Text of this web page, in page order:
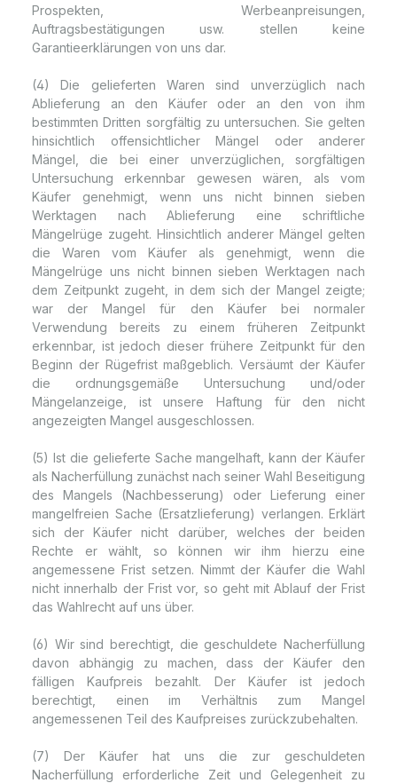
Prospekten, Werbeanpreisungen,
Auftragsbestätigungen usw. stellen keine
Garantieerklärungen von uns dar.
(4) Die gelieferten Waren sind unverzüglich nach
Ablieferung an den Käufer oder an den von ihm
bestimmten Dritten sorgfältig zu untersuchen. Sie gelten
hinsichtlich offensichtlicher Mängel oder anderer
Mängel, die bei einer unverzüglichen, sorgfältigen
Untersuchung erkennbar gewesen wären, als vom
Käufer genehmigt, wenn uns nicht binnen sieben
Werktagen nach Ablieferung eine schriftliche
Mängelrüge zugeht. Hinsichtlich anderer Mängel gelten
die Waren vom Käufer als genehmigt, wenn die
Mängelrüge uns nicht binnen sieben Werktagen nach
dem Zeitpunkt zugeht, in dem sich der Mangel zeigte;
war der Mangel für den Käufer bei normaler
Verwendung bereits zu einem früheren Zeitpunkt
erkennbar, ist jedoch dieser frühere Zeitpunkt für den
Beginn der Rügefrist maßgeblich. Versäumt der Käufer
die ordnungsgemäße Untersuchung und/oder
Mängelanzeige, ist unsere Haftung für den nicht
angezeigten Mangel ausgeschlossen.
(5) Ist die gelieferte Sache mangelhaft, kann der Käufer
als Nacherfüllung zunächst nach seiner Wahl Beseitigung
des Mangels (Nachbesserung) oder Lieferung einer
mangelfreien Sache (Ersatzlieferung) verlangen. Erklärt
sich der Käufer nicht darüber, welches der beiden
Rechte er wählt, so können wir ihm hierzu eine
angemessene Frist setzen. Nimmt der Käufer die Wahl
nicht innerhalb der Frist vor, so geht mit Ablauf der Frist
das Wahlrecht auf uns über.
(6) Wir sind berechtigt, die geschuldete Nacherfüllung
davon abhängig zu machen, dass der Käufer den
fälligen Kaufpreis bezahlt. Der Käufer ist jedoch
berechtigt, einen im Verhältnis zum Mangel
angemessenen Teil des Kaufpreises zurückzubehalten.
(7) Der Käufer hat uns die zur geschuldeten
Nacherfüllung erforderliche Zeit und Gelegenheit zu